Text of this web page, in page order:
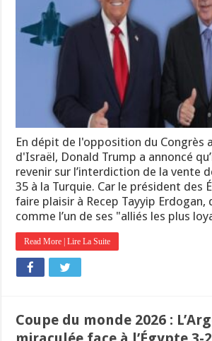
En dépit de l'opposition du Congrès
d'Israël, Donald Trump a annoncé
revenir sur l’interdiction de la vente
35 à la Turquie. Car le président des
faire plaisir à Recep Tayyip Erdogan,
comme l’un de ses "alliés les plus
Read More | Lire La Suite
Coupe du monde 2026 :